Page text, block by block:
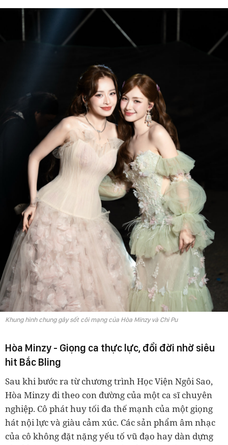
Khung hình chung gây sốt cõi mạng của Hòa Minzy và Chi Pu
Hòa Minzy - Giọng ca thực lực, đổi đời nhờ siêu
hit Bắc Bling
Sau khi bước ra từ chương trình Học Viện Ngôi Sao,
Hòa Minzy đi theo con đường của một ca sĩ chuyên
nghiệp. Cô phát huy tối đa thế mạnh của một giọng
hát nội lực và giàu cảm xúc. Các sản phẩm âm nhạc
của cô không đặt nặng yếu tố vũ đạo hay dàn dựng